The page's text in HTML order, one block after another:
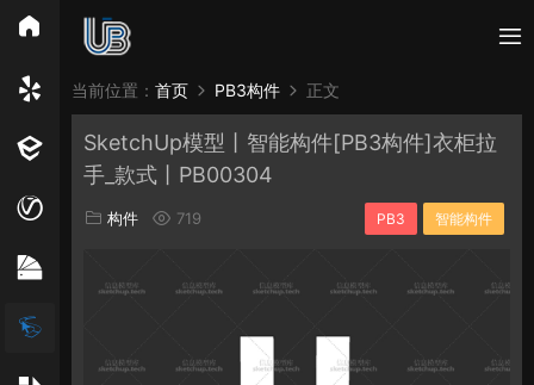
所有分类
Enscape PB3构件 构件 轮廓
免费模型
当前位置： 首页 PB3构件 正文
SketchUp模型丨智能构件[PB3构件]衣柜拉
手_款式丨PB00304
构件 719 PB3 智能构件